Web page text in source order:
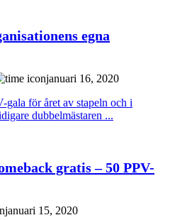
egna
januari 16, 2020
för året av stapeln och i
dubbelmästaren ...
gratis – 50 PPV-
januari 15, 2020